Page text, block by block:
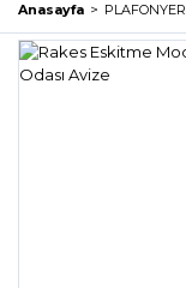
Anasayfa PLAFONYER